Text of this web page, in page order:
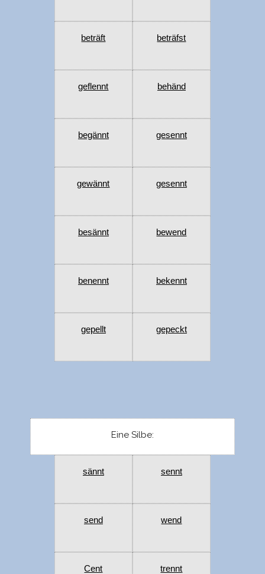
beträft beträfst
geflennt behänd
begännt gesennt
gewännt gesennt
besännt bewend
benennt bekennt
gepellt gepeckt
Eine Silbe:
sännt sennt
send wend
Cent trennt